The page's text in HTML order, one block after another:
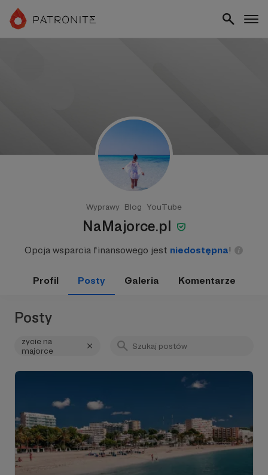
Wyprawy Blog YouTube
NaMajorce.pl
Opcja wsparcia finansowego jest niedostępna!
Profil Posty Galeria Komentarze
Posty
zycie na
majorce